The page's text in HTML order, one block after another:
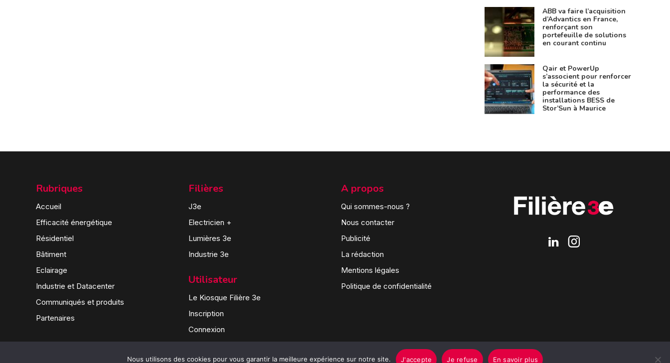
ABB va faire l’acquisition
d’Advantics en France,
renforçant son
portefeuille de solutions
en courant continu
Qair et PowerUp
s’associent pour renforcer
la sécurité et la
performance des
installations BESS de
Stor’Sun à Maurice
Rubriques
Accueil
Efficacité énergétique
Résidentiel
Bâtiment
Eclairage
Industrie et Datacenter
Communiqués et produits
Partenaires
Filières
J3e
Electricien +
Lumières 3e
Industrie 3e
Utilisateur
Le Kiosque Filière 3e
Inscription
Connexion
A propos
Qui sommes-nous ?
Nous contacter
Publicité
La rédaction
Mentions légales
Politique de confidentialité
Nous utilisons des cookies pour vous garantir la meilleure expérience sur notre site. J'accepte Je refuse En savoir plus